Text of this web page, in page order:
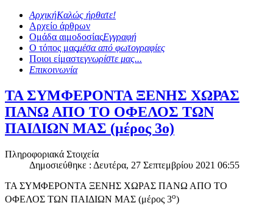
ΑρχικήΚαλώς ήρθατε!
Αρχείο άρθρων
Ομάδα αιμοδοσίαςΕγγραφή
Ο τόπος μαςμέσα από φωτογραφίες
Ποιοι είμαστεγνωρίστε μας...
Επικοινωνία
ΤΑ ΣΥΜΦΕΡΟΝΤΑ ΞΕΝΗΣ ΧΩΡΑΣ
ΠΑΝΩ ΑΠΟ ΤΟ ΟΦΕΛΟΣ ΤΩΝ
ΠΑΙΔΙΩΝ ΜΑΣ (μέρος 3ο)
Πληροφοριακά Στοιχεία
Δημοσιεύθηκε : Δευτέρα, 27 Σεπτεμβρίου 2021 06:55
ΤΑ ΣΥΜΦΕΡΟΝΤΑ ΞΕΝΗΣ ΧΩΡΑΣ ΠΑΝΩ ΑΠΟ ΤΟ
ΟΦΕΛΟΣ ΤΩΝ ΠΑΙΔΙΩΝ ΜΑΣ (μέρος 3ο)